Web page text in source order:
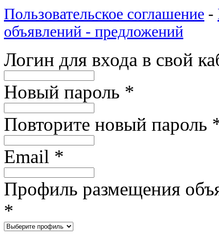
Пользовательское соглашение -
объявлений - предложений
Логин для входа в свой
Новый пароль *
Повторите новый пароль
Email *
Профиль размещения
*